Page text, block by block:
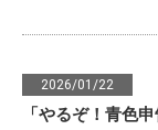
2026/01/22
「やるぞ！青色